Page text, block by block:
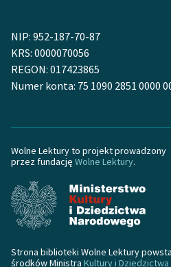
NIP: 952-187-70-87
KRS: 0000070056
REGON: 017423865
Numer konta: 75 1090 2851 0000
Wolne Lektury to projekt prowadzony
przez fundację Wolne Lektury.
Strona biblioteki Wolne Lektury
środków Ministra Kultury i